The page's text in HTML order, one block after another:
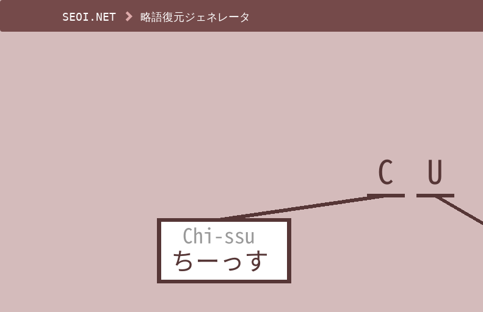
SEOI.NET 略語復元ジェネレータ